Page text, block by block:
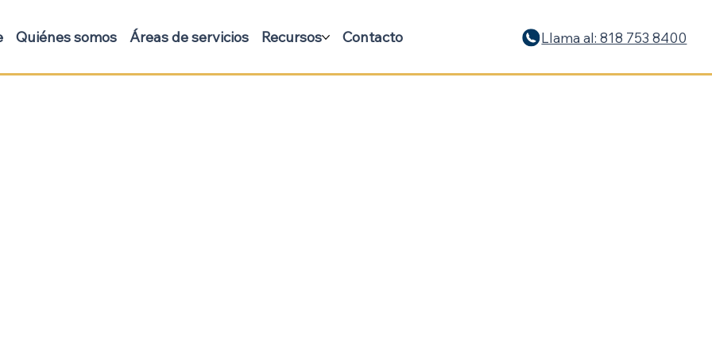
Quiénes somos Áreas de servicios Recursos Contacto Llama al: 818 753 8400